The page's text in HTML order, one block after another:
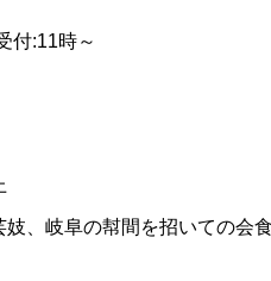
付:11時～
妓、岐阜の幇間を招いての会